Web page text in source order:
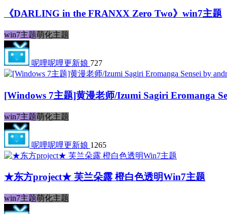
《DARLING in the FRANXX Zero Two》win7主题
win7主题萌化主题
呢哩呢哩更新娘 727
[Windows 7主题]黄漫老师/Izumi Sagiri Eromanga
win7主题萌化主题
呢哩呢哩更新娘 1265
★东方project★ 芙兰朵露 橙白色透明Win7主题
win7主题萌化主题